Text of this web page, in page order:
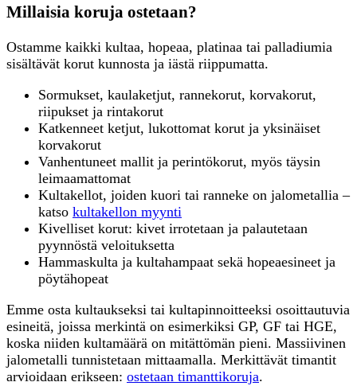
Millaisia koruja ostetaan?
Ostamme kaikki kultaa, hopeaa, platinaa tai palladiumia
sisältävät korut kunnosta ja iästä riippumatta.
Sormukset, kaulaketjut, rannekorut, korvakorut,
riipukset ja rintakorut
Katkenneet ketjut, lukottomat korut ja yksinäiset
korvakorut
Vanhentuneet mallit ja perintökorut, myös täysin
leimaamattomat
Kultakellot, joiden kuori tai ranneke on jalometallia –
katso kultakellon myynti
Kivelliset korut: kivet irrotetaan ja palautetaan
pyynnöstä veloituksetta
Hammaskulta ja kultahampaat sekä hopeaesineet ja
pöytähopeat
Emme osta kultaukseksi tai kultapinnoitteeksi osoittautuvia
esineitä, joissa merkintä on esimerkiksi GP, GF tai HGE,
koska niiden kultamäärä on mitättömän pieni. Massiivinen
jalometalli tunnistetaan mittaamalla. Merkittävät timantit
arvioidaan erikseen: ostetaan timanttikoruja.